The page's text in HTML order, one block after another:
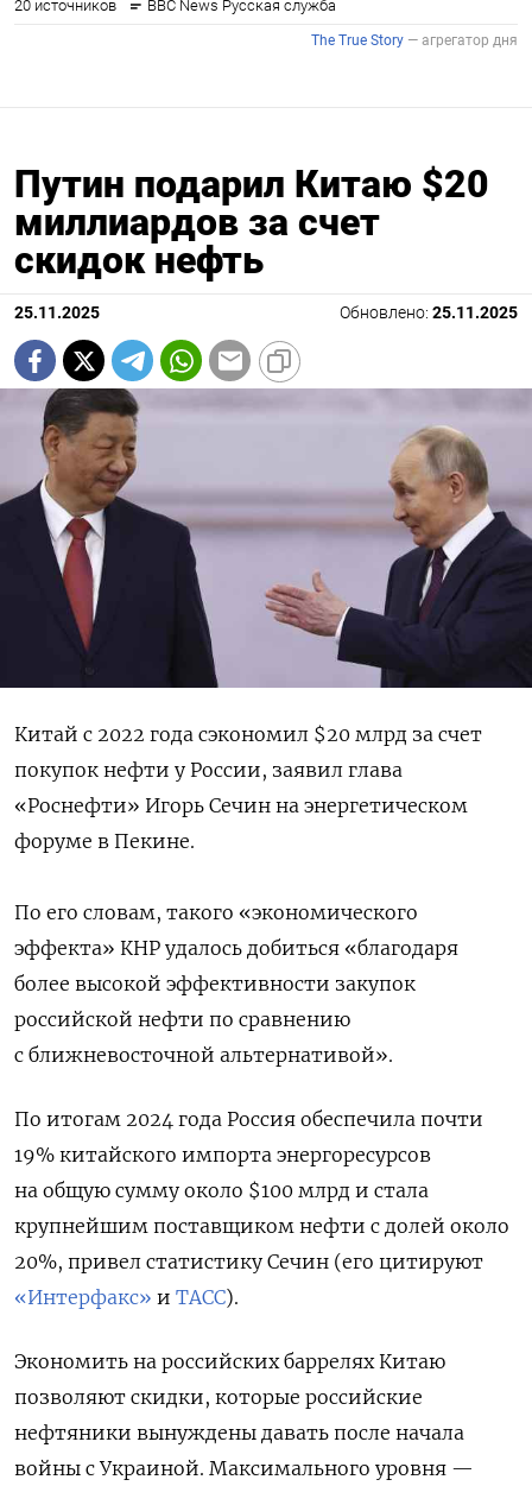
Путин подарил Китаю $20
миллиардов за счет
скидок нефть
25.11.2025 Обновлено: 25.11.2025
Китай с 2022 года сэкономил $20 млрд за счет
покупок нефти у России, заявил глава
«Роснефти» Игорь Сечин на энергетическом
форуме в Пекине.
По его словам, такого «экономического
эффекта» КНР удалось добиться «благодаря
более высокой эффективности закупок
российской нефти по сравнению
с ближневосточной альтернативой».
По итогам 2024 года Россия обеспечила почти
19% китайского импорта энергоресурсов
на общую сумму около $100 млрд и стала
крупнейшим поставщиком нефти с долей около
20%, привел статистику Сечин (его цитируют
«Интерфакс» и ТАСС).
Экономить на российских баррелях Китаю
позволяют скидки, которые российские
нефтяники вынуждены давать после начала
войны с Украиной. Максимального уровня —